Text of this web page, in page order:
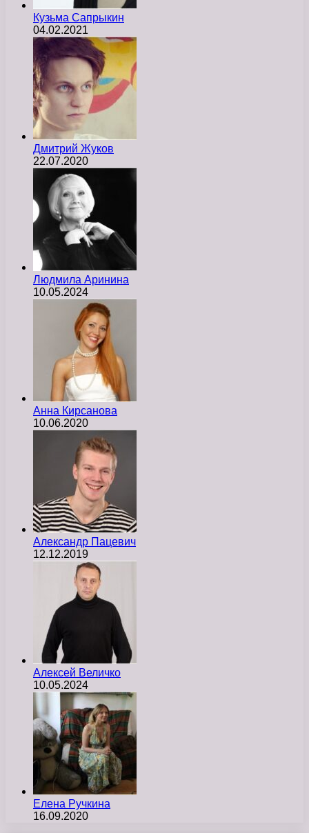
Кузьма Сапрыкин
04.02.2021
Дмитрий Жуков
22.07.2020
Людмила Аринина
10.05.2024
Анна Кирсанова
10.06.2020
Александр Пацевич
12.12.2019
Алексей Величко
10.05.2024
Елена Ручкина
16.09.2020